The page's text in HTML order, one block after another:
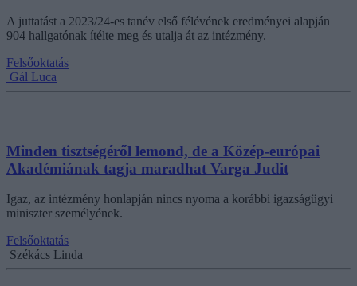
A juttatást a 2023/24-es tanév első félévének eredményei alapján
904 hallgatónak ítélte meg és utalja át az intézmény.
Felsőoktatás
Gál Luca
Minden tisztségéről lemond, de a Közép-európai
Akadémiának tagja maradhat Varga Judit
Igaz, az intézmény honlapján nincs nyoma a korábbi igazságügyi
miniszter személyének.
Felsőoktatás
Székács Linda